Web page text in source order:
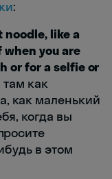
:
like a
you are
or for a selfie or
там как
как маленький
когда вы
в этом